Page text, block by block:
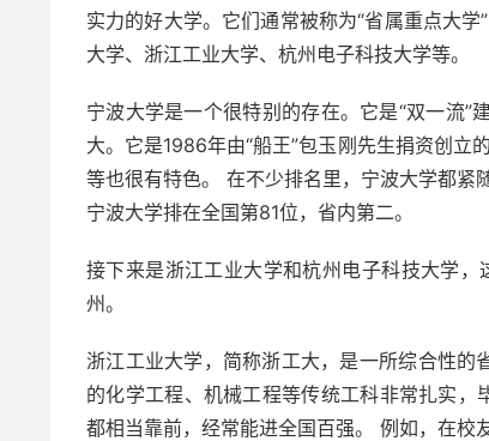
实力的好大学。它们通常被称为“省属重点大
大学、浙江工业大学、杭州电子科技大学等。
宁波大学是一个很特别的存在。它是“双一流”
大。它是1986年由“船王”包玉刚先生捐资创立
等也很有特色。 在不少排名里，宁波大学都紧
宁波大学排在全国第81位，省内第二。
接下来是浙江工业大学和杭州电子科技大学
州。
浙江工业大学，简称浙工大，是一所综合性
的化学工程、机械工程等传统工科非常扎实
都相当靠前，经常能进全国百强。 例如，在校